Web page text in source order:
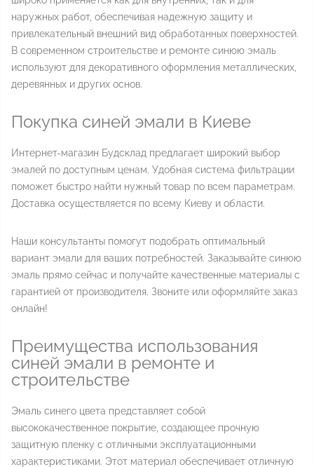
наружных работ, обеспечивая надежную защиту и
привлекательный внешний вид обработанных поверхностей.
В современном строительстве и ремонте синюю эмаль
используют для декоративного оформления металлических,
деревянных и других основ.
Покупка синей эмали в Киеве
Интернет-магазин Будсклад предлагает широкий выбор
эмалей по доступным ценам. Удобная система фильтрации
поможет быстро найти нужный товар по всем параметрам.
Доставка осуществляется по всему Киеву и области.
Наши консультанты помогут подобрать оптимальный
вариант эмали для ваших потребностей. Заказывайте синюю
эмаль прямо сейчас и получайте качественные материалы с
гарантией от производителя. Звоните или оформляйте заказ
онлайн!
Преимущества использования
синей эмали в ремонте и
строительстве
Эмаль синего цвета представляет собой
высококачественное покрытие, создающее прочную
защитную пленку с отличными эксплуатационными
характеристиками. Этот материал обеспечивает отличную